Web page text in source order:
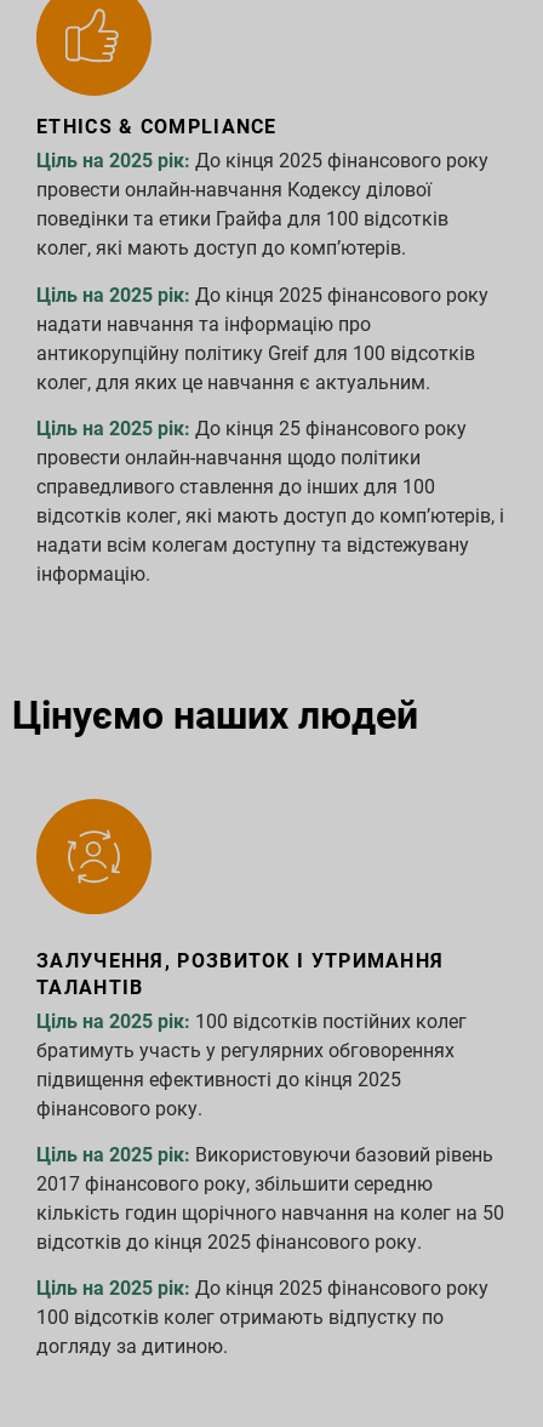
ETHICS & COMPLIANCE
Ціль на 2025 рік: До кінця 2025 фінансового року
провести онлайн-навчання Кодексу ділової
поведінки та етики Грайфа для 100 відсотків
колег, які мають доступ до комп’ютерів.
Ціль на 2025 рік: До кінця 2025 фінансового року
надати навчання та інформацію про
антикорупційну політику Greif для 100 відсотків
колег, для яких це навчання є актуальним.
Ціль на 2025 рік: До кінця 25 фінансового року
провести онлайн-навчання щодо політики
справедливого ставлення до інших для 100
відсотків колег, які мають доступ до комп’ютерів, і
надати всім колегам доступну та відстежувану
інформацію.
Цінуємо наших людей
ЗАЛУЧЕННЯ, РОЗВИТОК І УТРИМАННЯ
ТАЛАНТІВ
Ціль на 2025 рік: 100 відсотків постійних колег
братимуть участь у регулярних обговореннях
підвищення ефективності до кінця 2025
фінансового року.
Ціль на 2025 рік: Використовуючи базовий рівень
2017 фінансового року, збільшити середню
кількість годин щорічного навчання на колег на 50
відсотків до кінця 2025 фінансового року.
Ціль на 2025 рік: До кінця 2025 фінансового року
100 відсотків колег отримають відпустку по
догляду за дитиною.